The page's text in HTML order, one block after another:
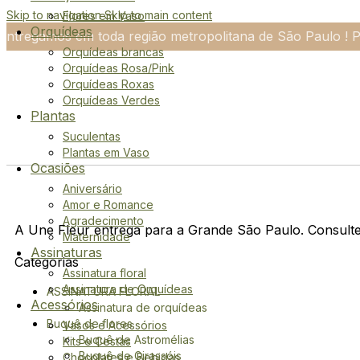
Skip to navigationSkip to main content
em toda região metropolitana de São Paulo !
Flores em Vaso
Orquídeas
Orquídeas brancas
Orquídeas Rosa/Pink
Orquídeas Roxas
Orquídeas Verdes
Plantas
Suculentas
Plantas em Vaso
Ocasiões
Aniversário
Amor e Romance
Agradecimento
Maternidade
Assinaturas
Assinatura floral
Assinatura de Orquídeas
Acessórios
Vasos e Acessórios
Kits e Cestas
Chocolates e Bebidas
luxury floral design
A Une Fleur entrega para a Grande São Paulo.
Categorias
ASSINATURA FLORAL
Assinatura de orquídeas
Buquê de flores
Buquê de Astromélias
Buquê de Girassóis